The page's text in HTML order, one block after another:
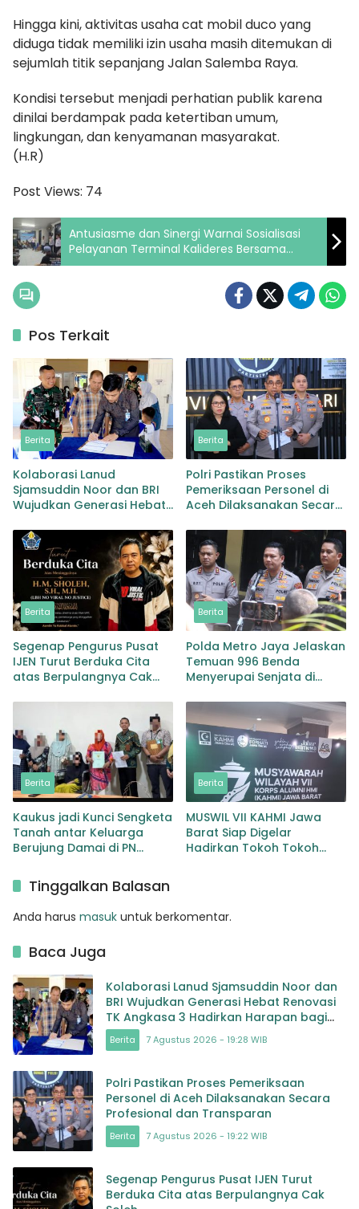
Hingga kini, aktivitas usaha cat mobil duco yang
diduga tidak memiliki izin usaha masih ditemukan di
sejumlah titik sepanjang Jalan Salemba Raya.
Kondisi tersebut menjadi perhatian publik karena
dinilai berdampak pada ketertiban umum,
lingkungan, dan kenyamanan masyarakat.
(H.R)
Post Views: 74
Antusiasme dan Sinergi Warnai Sosialisasi
Pelayanan Terminal Kalideres Bersama
Driver Ojol
Pos Terkait
Berita
Kolaborasi Lanud
Sjamsuddin Noor dan BRI
Wujudkan Generasi Hebat
Hadirkan Harapan bagi
masa depan Bangsa
Berita
Polri Pastikan Proses
Pemeriksaan Personel di
Aceh Dilaksanakan Secara
Transparan
Berita
Segenap Pengurus Pusat
IJEN Turut Berduka Cita
atas Berpulangnya Cak
Berita
Polda Metro Jaya Jelaskan
Temuan 996 Benda
Menyerupai Senjata di
Berita
Kaukus jadi Kunci Sengketa
Tanah antar Keluarga
Berujung Damai di PN
Berita
MUSWIL VII KAHMI Jawa
Barat Siap Digelar
Hadirkan Tokoh Tokoh
Tinggalkan Balasan
Anda harus masuk untuk berkomentar.
Baca Juga
Kolaborasi Lanud Sjamsuddin Noor dan
BRI Wujudkan Generasi Hebat Renovasi
TK Angkasa 3 Hadirkan Harapan bagi
masa depan Bangsa
Berita 7 Agustus 2026 - 19:28 WIB
Polri Pastikan Proses Pemeriksaan
Personel di Aceh Dilaksanakan Secara
Profesional dan Transparan
Berita 7 Agustus 2026 - 19:22 WIB
Segenap Pengurus Pusat IJEN Turut
Berduka Cita atas Berpulangnya Cak